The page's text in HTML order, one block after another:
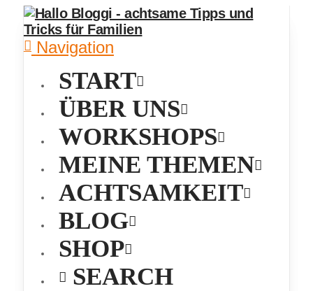
Navigation
START
ÜBER UNS
WORKSHOPS
MEINE THEMEN
ACHTSAMKEIT
BLOG
SHOP
SEARCH